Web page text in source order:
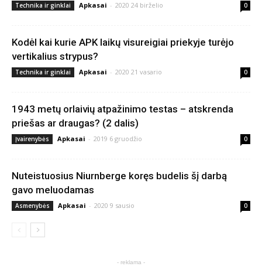
Technika ir ginklai Apkasai - 2020 24 birželio 0
Kodėl kai kurie APK laikų visureigiai priekyje turėjo
vertikalius strypus?
Technika ir ginklai Apkasai - 2020 21 vasario 0
1943 metų orlaivių atpažinimo testas – atskrenda
priešas ar draugas? (2 dalis)
Įvairenybės Apkasai - 2019 6 gruodžio 0
Nuteistuosius Niurnberge koręs budelis šį darbą
gavo meluodamas
Asmenybės Apkasai - 2020 9 sausio 0
- reklama -